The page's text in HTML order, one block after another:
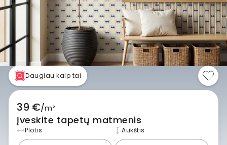
Daugiau kaip tai
39 €/m²
Įveskite tapetų matmenis
Plotis Aukštis